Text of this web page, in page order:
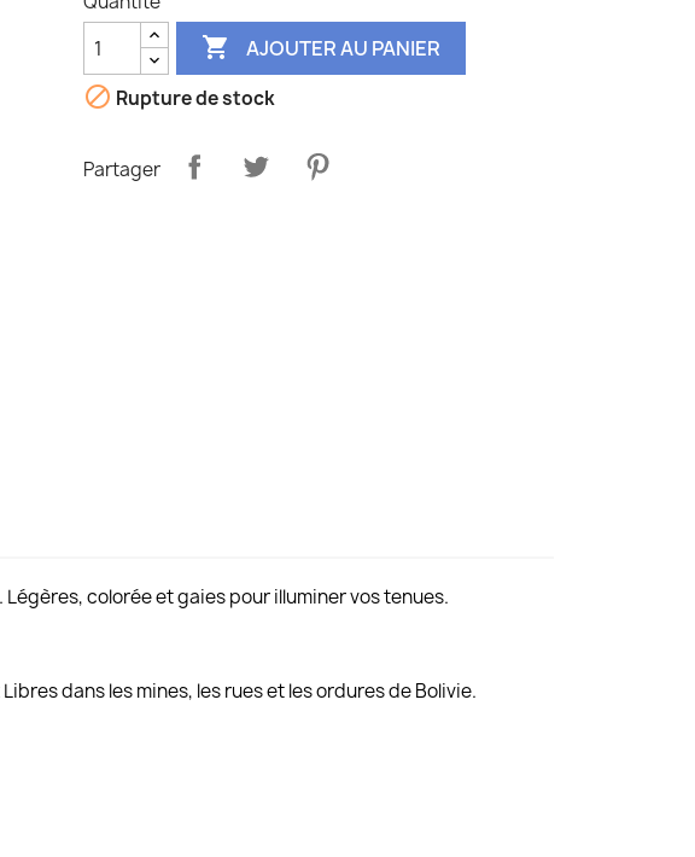
 AJOUTER AU PANIER
 Rupture de stock
Partager
colorée et gaies pour illuminer vos tenues.
dans les mines, les rues et les ordures de Bolivie.